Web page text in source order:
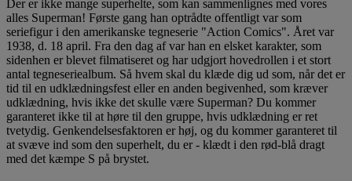
Der er ikke mange superhelte, som kan sammenlignes med vores
alles Superman! Første gang han optrådte offentligt var som
seriefigur i den amerikanske tegneserie "Action Comics". Året var
1938, d. 18 april. Fra den dag af var han en elsket karakter, som
sidenhen er blevet filmatiseret og har udgjort hovedrollen i et stort
antal tegneseriealbum. Så hvem skal du klæde dig ud som, når det er
tid til en udklædningsfest eller en anden begivenhed, som kræver
udklædning, hvis ikke det skulle være Superman? Du kommer
garanteret ikke til at høre til den gruppe, hvis udklædning er ret
tvetydig. Genkendelsesfaktoren er høj, og du kommer garanteret til
at svæve ind som den superhelt, du er - klædt i den rød-blå dragt
med det kæmpe S på brystet.